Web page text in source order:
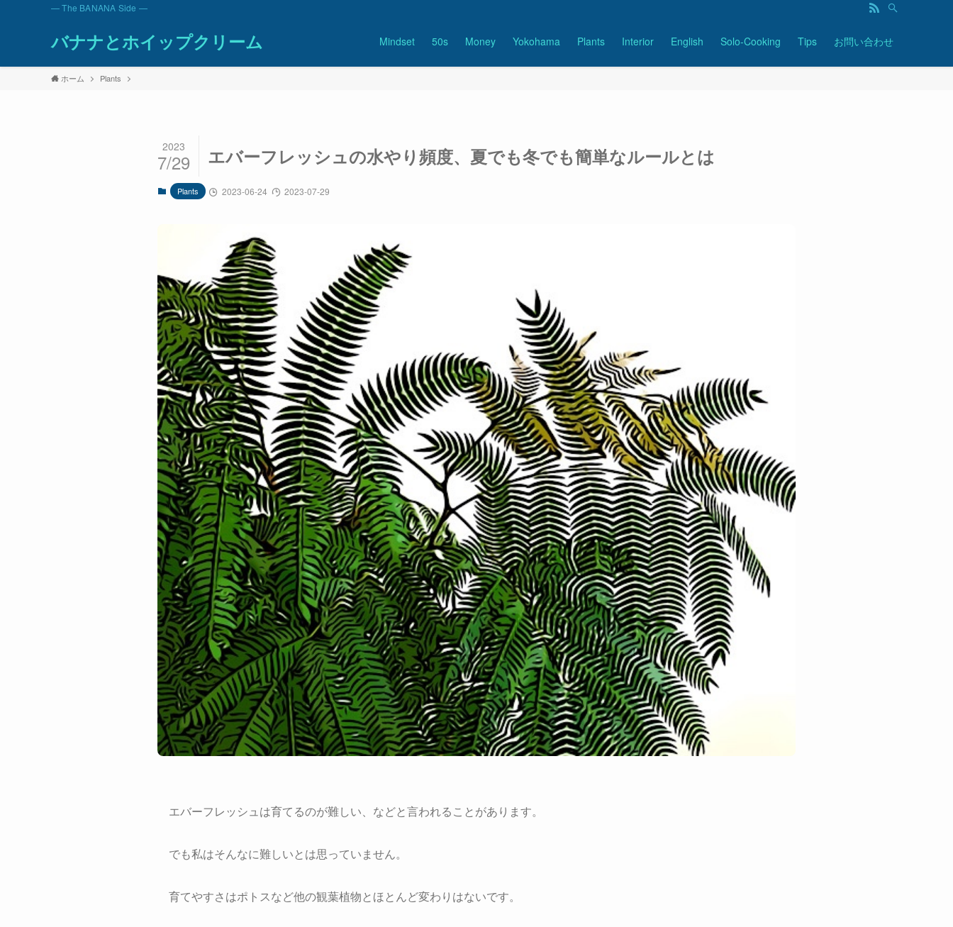
— The BANANA Side —
バナナとホイップクリーム Mindset 50s Money Yokohama Plants Interior English Solo-Cooking Tips お問い合わせ
ホーム Plants
エバーフレッシュの水やり頻度、夏でも冬でも簡単なルールとは
2023
7/29
Plants 2023-06-24 2023-07-29
エバーフレッシュは育てるのが難しい、などと言われることがあります。
でも私はそんなに難しいとは思っていません。
育てやすさはポトスなど他の観葉植物とほとんど変わりはないです。